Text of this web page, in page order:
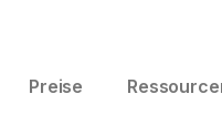
Preise